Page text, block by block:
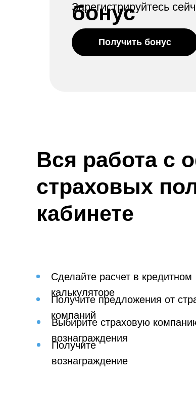
бонус
Зарегистрируйтесь
Получить бонус
Вся работа с
страховых
кабинете
Сделайте расчет в кредитном
калькуляторе
Получите предложения от
компаний
Выбирите страховую
вознаграждения
Получите
вознаграждение